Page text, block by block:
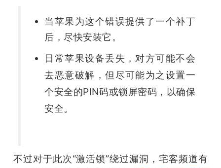
当苹果为这个错误提供了一个补丁
后，尽快安装它。
日常苹果设备丢失，对方可能不会
去恶意破解，但尽可能为之设置一
个安全的PIN码或锁屏密码，以确保
安全。
不过对于此次“激活锁”绕过漏洞，宅客频道有